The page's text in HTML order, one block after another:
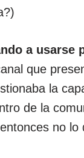
a usarse
que
la
de la
no